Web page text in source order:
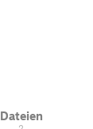
Dateien